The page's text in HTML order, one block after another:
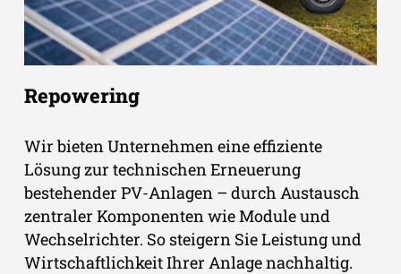
Repowering
Wir bieten Unternehmen eine effiziente
Lösung zur technischen Erneuerung
bestehender PV-Anlagen – durch Austausch
zentraler Komponenten wie Module und
Wechselrichter. So steigern Sie Leistung und
Wirtschaftlichkeit Ihrer Anlage nachhaltig.